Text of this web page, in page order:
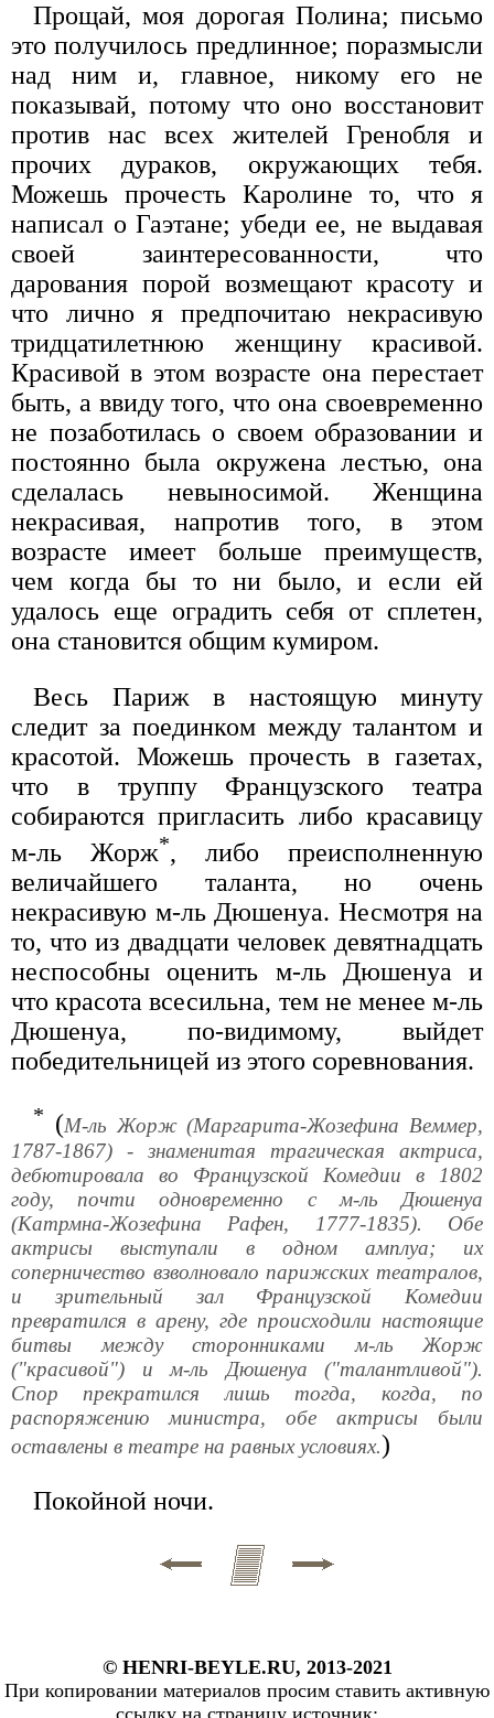
Прощай, моя дорогая Полина; письмо
это получилось предлинное; поразмысли
над ним и, главное, никому его не
показывай, потому что оно восстановит
против нас всех жителей Гренобля и
прочих дураков, окружающих тебя.
Можешь прочесть Каролине то, что я
написал о Гаэтане; убеди ее, не выдавая
своей заинтересованности, что
дарования порой возмещают красоту и
что лично я предпочитаю некрасивую
тридцатилетнюю женщину красивой.
Красивой в этом возрасте она перестает
быть, а ввиду того, что она своевременно
не позаботилась о своем образовании и
постоянно была окружена лестью, она
сделалась невыносимой. Женщина
некрасивая, напротив того, в этом
возрасте имеет больше преимуществ,
чем когда бы то ни было, и если ей
удалось еще оградить себя от сплетен,
она становится общим кумиром.
Весь Париж в настоящую минуту
следит за поединком между талантом и
красотой. Можешь прочесть в газетах,
что в труппу Французского театра
собираются пригласить либо красавицу
м-ль Жорж*, либо преисполненную
величайшего таланта, но очень
некрасивую м-ль Дюшенуа. Несмотря на
то, что из двадцати человек девятнадцать
неспособны оценить м-ль Дюшенуа и
что красота всесильна, тем не менее м-ль
Дюшенуа, по-видимому, выйдет
победительницей из этого соревнования.
* (М-ль Жорж (Маргарита-Жозефина Веммер,
1787-1867) - знаменитая трагическая актриса,
дебютировала во Французской Комедии в 1802
году, почти одновременно с м-ль Дюшенуа
(Катрмна-Жозефина Рафен, 1777-1835). Обе
актрисы выступали в одном амплуа; их
соперничество взволновало парижских театралов,
и зрительный зал Французской Комедии
превратился в арену, где происходили настоящие
битвы между сторонниками м-ль Жорж
("красивой") и м-ль Дюшенуа ("талантливой").
Спор прекратился лишь тогда, когда, по
распоряжению министра, обе актрисы были
оставлены в театре на равных условиях.)
Покойной ночи.
© HENRI-BEYLE.RU, 2013-2021
При копировании материалов просим ставить активную
ссылку на страницу источник: